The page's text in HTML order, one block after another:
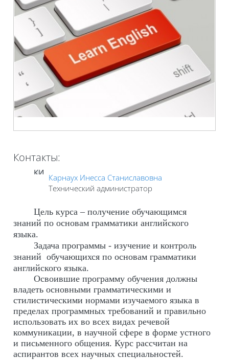
Контакты:
КИ
Карнаух Инесса Станиславовна
Технический администратор
Цель курса – получение обучающимся
знаний по основам грамматики английского
языка.
Задача программы - изучение и контроль
знаний обучающихся по основам грамматики
английского языка.
Освоившие программу обучения должны
владеть основными грамматическими и
стилистическими нормами изучаемого языка в
пределах программных требований и правильно
использовать их во всех видах речевой
коммуникации, в научной сфере в форме устного
и письменного общения. Курс рассчитан на
аспирантов всех научных специальностей.